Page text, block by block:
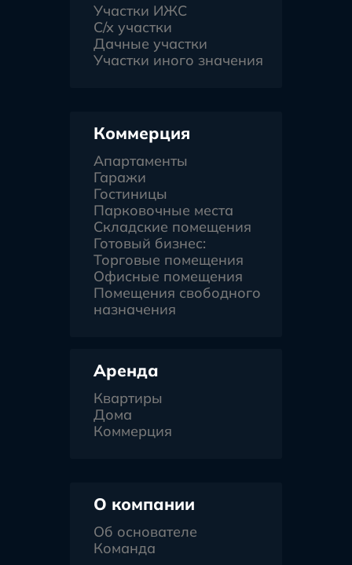
Участки ИЖС
С/х участки
Дачные участки
Участки иного значения
Коммерция
Апартаменты
Гаражи
Гостиницы
Парковочные места
Складские помещения
Готовый бизнес:
Торговые помещения
Офисные помещения
Помещения свободного
назначения
Аренда
Квартиры
Дома
Коммерция
О компании
Об основателе
Команда